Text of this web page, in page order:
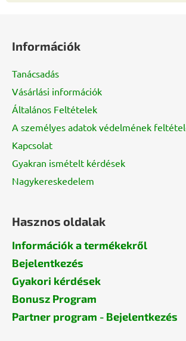
Információk
Tanácsadás
Vásárlási információk
Általános Feltételek
A személyes adatok védelmének
Kapcsolat
Gyakran ismételt kérdések
Nagykereskedelem
Hasznos oldalak
Információk a termékekről
Bejelentkezés
Gyakori kérdések
Bonusz Program
Partner program - Bejelentkezés